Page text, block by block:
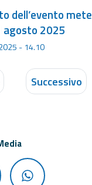
dell’evento
agosto 2025
- 14.10
Successivo